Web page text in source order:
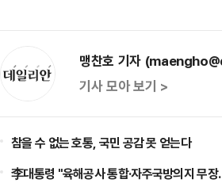
맹찬호 기자
기사 모아 보기 >
참을 수 없는 호통, 국민 공감 못 얻는다
李대통령 "육해공사 통합·자주국방의지 무